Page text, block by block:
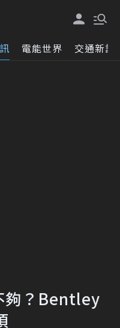
電能世界 交通新訊
夠？Bentley